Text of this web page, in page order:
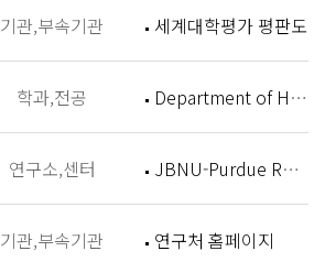
기관,부속기관 세계대학평가 평판도
학과,전공 Department of History
연구소,센터 JBNU-Purdue Research Institute (JPRI)
기관,부속기관 연구처 홈페이지